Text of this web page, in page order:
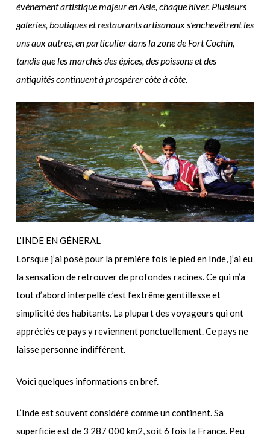
événement artistique majeur en Asie, chaque hiver. Plusieurs
galeries, boutiques et restaurants artisanaux s’enchevêtrent les
uns aux autres, en particulier dans la zone de Fort Cochin,
tandis que les marchés des épices, des poissons et des
antiquités continuent à prospérer côte à côte.
L’INDE EN GÉNERAL
Lorsque j’ai posé pour la première fois le pied en Inde, j’ai eu
la sensation de retrouver de profondes racines. Ce qui m’a
tout d’abord interpellé c’est l’extrême gentillesse et
simplicité des habitants. La plupart des voyageurs qui ont
appréciés ce pays y reviennent ponctuellement. Ce pays ne
laisse personne indifférent.
Voici quelques informations en bref.
L’Inde est souvent considéré comme un continent. Sa
superficie est de 3 287 000 km2, soit 6 fois la France. Peu